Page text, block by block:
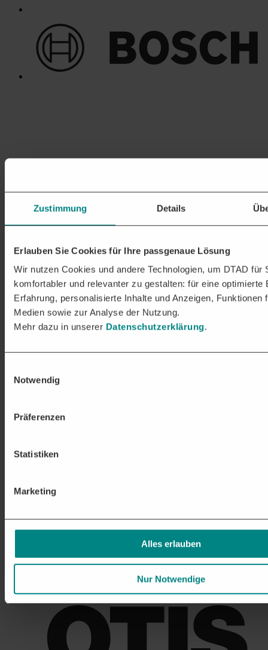
Zustimmung Details
Erlauben Sie Cookies für Ihre passgenaue Lösung
Wir nutzen Cookies und andere Technologien, um DTAD für
komfortabler und relevanter zu gestalten: für eine optimierte
Erfahrung, personalisierte Inhalte und Anzeigen, Funktionen
Medien sowie zur Analyse der Nutzung.
Mehr dazu in unserer Datenschutzerklärung.
Notwendig
Präferenzen
Statistiken
Marketing
Alles erlauben
Nur Notwendige